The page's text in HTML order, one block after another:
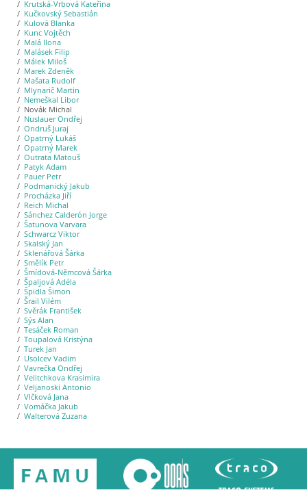
Krutská-Vrbová Kateřina
Kučkovský Sebastián
Kulová Blanka
Kunc Vojtěch
Malá Ilona
Malásek Filip
Málek Miloš
Marek Zdeněk
Mašata Rudolf
Mlynarič Martin
Nemeškal Libor
Novák Michal
Nuslauer Ondřej
Ondruš Juraj
Opatrný Lukáš
Opatrný Marek
Outrata Matouš
Patyk Adam
Pauer Petr
Podmanický Jakub
Procházka Jiří
Reich Michal
Sánchez Calderón Jorge
Šatunova Varvara
Schwarcz Viktor
Skalský Jan
Sklenářová Šárka
Smělík Petr
Šmídová-Němcová Šárka
Špaljová Adéla
Špidla Šimon
Šrail Vilém
Svěrák František
Sýs Alan
Tesáček Roman
Toupalová Kristýna
Turek Jan
Usolcev Vadim
Vavrečka Ondřej
Velitchkova Krasimira
Veljanoski Antonio
Vlčková Jana
Vomáčka Jakub
Walterová Zuzana